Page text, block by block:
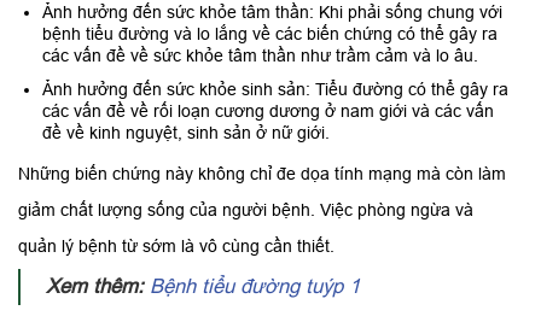
Ảnh hưởng đến sức khỏe tâm thần: Khi phải sống chung với
bệnh tiểu đường và lo lắng về các biến chứng có thể gây ra
các vấn đề về sức khỏe tâm thần như trầm cảm và lo âu.
Ảnh hưởng đến sức khỏe sinh sản: Tiểu đường có thể gây ra
các vấn đề về rối loạn cương dương ở nam giới và các vấn
đề về kinh nguyệt, sinh sản ở nữ giới.
Những biến chứng này không chỉ đe dọa tính mạng mà còn làm
giảm chất lượng sống của người bệnh. Việc phòng ngừa và
quản lý bệnh từ sớm là vô cùng cần thiết.
Xem thêm:Bệnh tiểu đường tuýp 1